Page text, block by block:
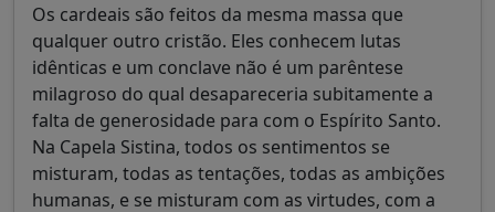
Os cardeais são feitos da mesma massa que
qualquer outro cristão. Eles conhecem lutas
idênticas e um conclave não é um parêntese
milagroso do qual desapareceria subitamente a
falta de generosidade para com o Espírito Santo.
Na Capela Sistina, todos os sentimentos se
misturam, todas as tentações, todas as ambições
humanas, e se misturam com as virtudes, com a